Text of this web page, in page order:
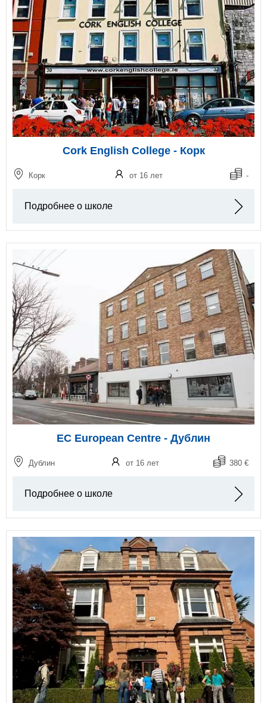
Cork English College - Корк
Корк от 16 лет -
Подробнее о школе
EC European Centre - Дублин
Дублин от 16 лет 380 €
Подробнее о школе